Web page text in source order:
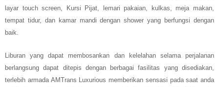
layar touch screen, Kursi Pijat, lemari pakaian, kulkas, meja makan,
tempat tidur, dan kamar mandi dengan shower yang berfungsi dengan
baik.
Liburan yang dapat membosankan dan kelelahan selama perjalanan
berlangsung dapat ditepis dengan berbagai fasilitas yang disediakan,
terlebih armada AMTrans Luxurious memberikan sensasi pada saat anda